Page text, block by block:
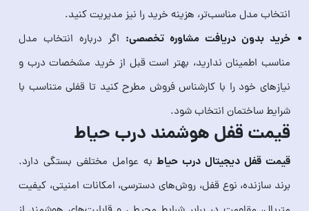
انتخاب مدل مناسب‌تر، هزینه خرید را نیز مدیریت کنید.
خرید بدون دریافت مشاوره تخصصی: اگر درباره انتخاب مدل
مناسب اطمینان ندارید، بهتر است قبل از خرید مشخصات درب و
نیازهای خود را با کارشناس فروش مطرح کنید تا قفلی متناسب با
شرایط ساختمان انتخاب شود.
قیمت قفل هوشمند درب حیاط
قیمت قفل دیجیتال درب حیاطبه عوامل مختلفی بستگی دارد.
برند سازنده، نوع قفل، روش‌های دسترسی، امکانات امنیتی، کیفیت